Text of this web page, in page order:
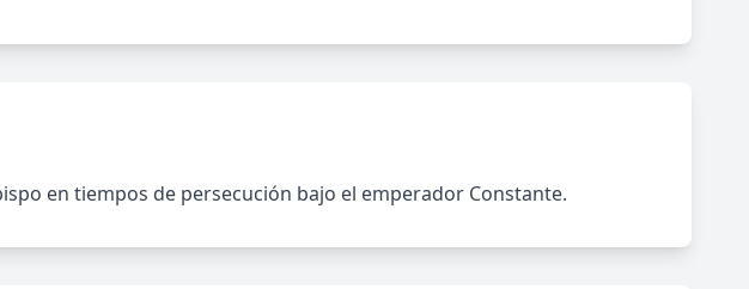
en tiempos de persecución bajo el emperador Constante.